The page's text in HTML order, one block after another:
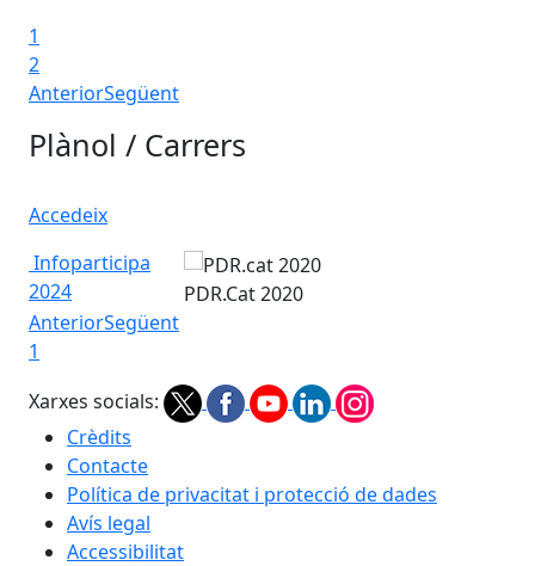
1
2
AnteriorSegüent
Plànol / Carrers
Accedeix
Infoparticipa
2024
PDR.Cat 2020
AnteriorSegüent
1
Xarxes socials:
Crèdits
Contacte
Política de privacitat i protecció de dades
Avís legal
Accessibilitat